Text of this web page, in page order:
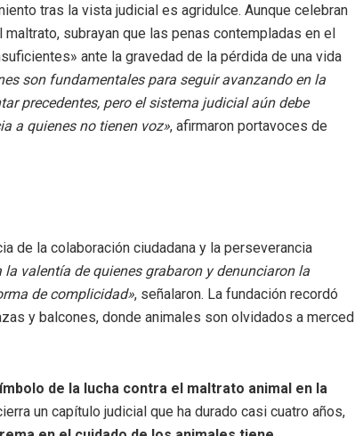
tras la vista judicial es agridulce. Aunque celebran
subrayan que las penas contempladas en el
ante la gravedad de la pérdida de una vida
son fundamentales para seguir avanzando en la
precedentes, pero el sistema judicial aún debe
a quienes no tienen voz», afirmaron portavoces de
de la colaboración ciudadana y la perseverancia
valentía de quienes grabaron y denunciaron la
de complicidad», señalaron. La fundación recordó
y balcones, donde animales son olvidados a merced
de la lucha contra el maltrato animal en la
un capítulo judicial que ha durado casi cuatro años,